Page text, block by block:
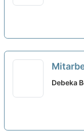
den
Debeka